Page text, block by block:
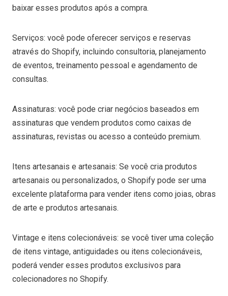
baixar esses produtos após a compra.
Serviços: você pode oferecer serviços e reservas
através do Shopify, incluindo consultoria, planejamento
de eventos, treinamento pessoal e agendamento de
consultas.
Assinaturas: você pode criar negócios baseados em
assinaturas que vendem produtos como caixas de
assinaturas, revistas ou acesso a conteúdo premium.
Itens artesanais e artesanais: Se você cria produtos
artesanais ou personalizados, o Shopify pode ser uma
excelente plataforma para vender itens como joias, obras
de arte e produtos artesanais.
Vintage e itens colecionáveis: se você tiver uma coleção
de itens vintage, antiguidades ou itens colecionáveis,
poderá vender esses produtos exclusivos para
colecionadores no Shopify.